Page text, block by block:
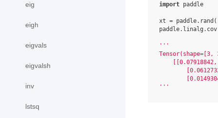
eig
eigh
eigvals
eigvalsh
inv
lstsq
import paddle
xt = paddle. rand
paddle. linalg . cov
'''
'''